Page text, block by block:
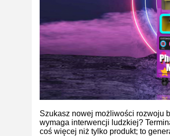
Szukasz nowej możliwości rozwoju
wymaga interwencji ludzkiej?
coś więcej niż tylko produkt; to